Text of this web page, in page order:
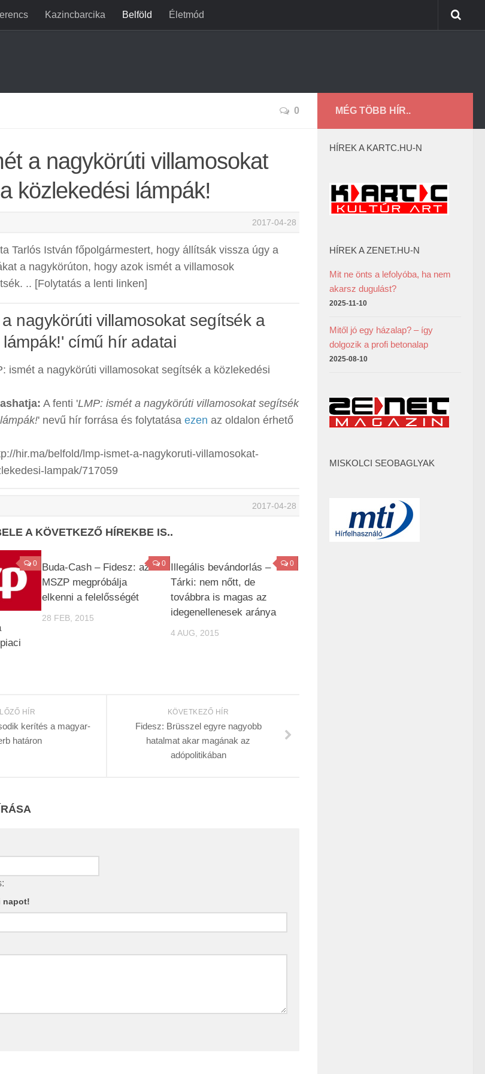
Kazincbarcika Belföld Életmód
0
a nagykörúti villamosokat
közlekedési lámpák!
2017-04-28
Tarlós István főpolgármestert, hogy állítsák vissza úgy a
a nagykörúton, hogy azok ismét a villamosok
.. [Folytatás a lenti linken]
nagykörúti villamosokat segítsék a
című hír adatai
ismét a nagykörúti villamosokat segítsék a közlekedési
A fenti 'LMP: ismét a nagykörúti villamosokat segítsék
' nevű hír forrása és folytatása ezen az oldalon érhető
hir.ma/belfold/lmp-ismet-a-nagykoruti-villamosokat-
lampak/717059
2017-04-28
A KÖVETKEZŐ HÍREKBE IS..
0 0
Buda-Cash – Fidesz: az
MSZP megpróbálja
elkenni a felelősségét
28 FEB, 2015
0
Illegális bevándorlás –
Tárki: nem nőtt, de
továbbra is magas az
idegenellenesek aránya
4 AUG, 2015
KÖVETKEZŐ HÍR
Fidesz: Brüsszel egyre nagyobb
hatalmat akar magának az
adópolitikában
HÍR
kerítés a magyar-
határon
napot!
MÉG TÖBB HÍR..
HÍREK A KARTC.HU-N
HÍREK A ZENET.HU-N
Mit ne önts a lefolyóba, ha nem
akarsz dugulást?
2025-11-10
Mitől jó egy házalap? – így
dolgozik a profi betonalap
2025-08-10
MISKOLCI SEOBAGLYAK